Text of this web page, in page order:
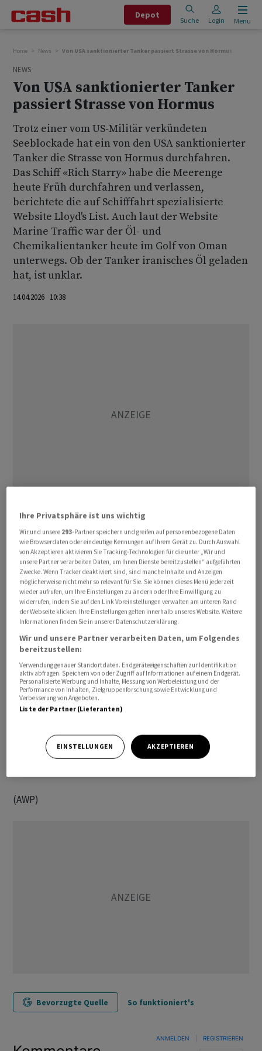
Depot
Suche Login Menu
Home News Von USA sanktionierter Tanker passiert Strasse von Hormus
NEWS
Von USA sanktionierter Tanker
passiert Strasse von Hormus
Trotz einer vom US-Militär verkündeten
Seeblockade hat ein von den USA sanktionierter
Tanker die Strasse von Hormus durchfahren.
Das Schiff «Rich Starry» habe die Meerenge
heute Früh durchfahren und verlassen,
berichtete die auf Schifffahrt spezialisierte
Website Lloyd's List. Auch laut der Website
Marine Traffic war der Öl- und
Chemikalientanker heute im Golf von Oman
unterwegs. Ob der Tanker iranisches Öl geladen
hat, ist unklar.
14.04.2026 10:38
Der etwa 190 Meter lange Tanker fährt laut Lloyd's List
unter falscher Flagge, aktuell unter der Flagge Malawis.
Er war zuvor als «Full Star» bekannt und unterliegt US-
Sanktionen wegen seiner Beteiligung an iranischen
Exporten. Tanker unter falscher Flagge sind häufig Teil
einer illegalen «Schattenflotte», die versuchen,
internationale Sanktionen etwa gegen Russland oder
den Iran umgehen. Diese Schiffe nutzen gefälschte
Flaggen oder schalten Transponder des
satellitengestützten Systems AIS aus oder
manipulieren diese.
Das US-Finanzministerium hatte den Tanker «Full Star»
2023 mit Sanktionen belegt wegen des Transports oder
Tanker hat demnach Verbindungen zur Shanghai
Xuanrun Shipping Company Limited, einer chinesischen
(AWP)
Bevorzugte Quelle So funktioniert's
ANMELDEN REGISTRIEREN
Ihre Privatsphäre ist uns wichtig
Wir und unsere 293-Partner speichern und greifen auf personenbezogene Daten
wie Browserdaten oder eindeutige Kennungen auf Ihrem Gerät zu. Durch Auswahl
von Akzeptieren aktivieren Sie Tracking-Technologien für die unter „Wir und
unsere Partner verarbeiten Daten, um Ihnen Dienste bereitzustellen“ aufgeführten
Zwecke. Wenn Tracker deaktiviert sind, sind manche Inhalte und Anzeigen
möglicherweise nicht mehr so relevant für Sie. Sie können dieses Menü jederzeit
wieder aufrufen, um Ihre Einstellungen zu ändern oder Ihre Einwilligung zu
widerrufen, indem Sie auf den Link Voreinstellungen verwalten am unteren Rand
der Webseite klicken. Ihre Einstellungen gelten innerhalb unseres Website. Weitere
Informationen finden Sie in unserer Datenschutzerklärung.
Wir und unsere Partner verarbeiten Daten, um Folgendes
bereitzustellen:
Verwendung genauer Standortdaten. Endgeräteeigenschaften zur Identifikation
aktiv abfragen. Speichern von oder Zugriff auf Informationen auf einem Endgerät.
Personalisierte Werbung und Inhalte, Messung von Werbeleistung und der
Performance von Inhalten, Zielgruppenforschung sowie Entwicklung und
Verbesserung von Angeboten.
Liste der Partner (Lieferanten)
EINSTELLUNGEN AKZEPTIEREN